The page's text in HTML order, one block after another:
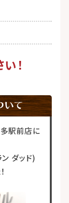
！
駅前店に
ダッド)